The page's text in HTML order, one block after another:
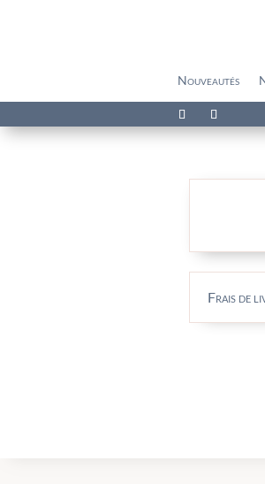
Nouveautés
Frais de